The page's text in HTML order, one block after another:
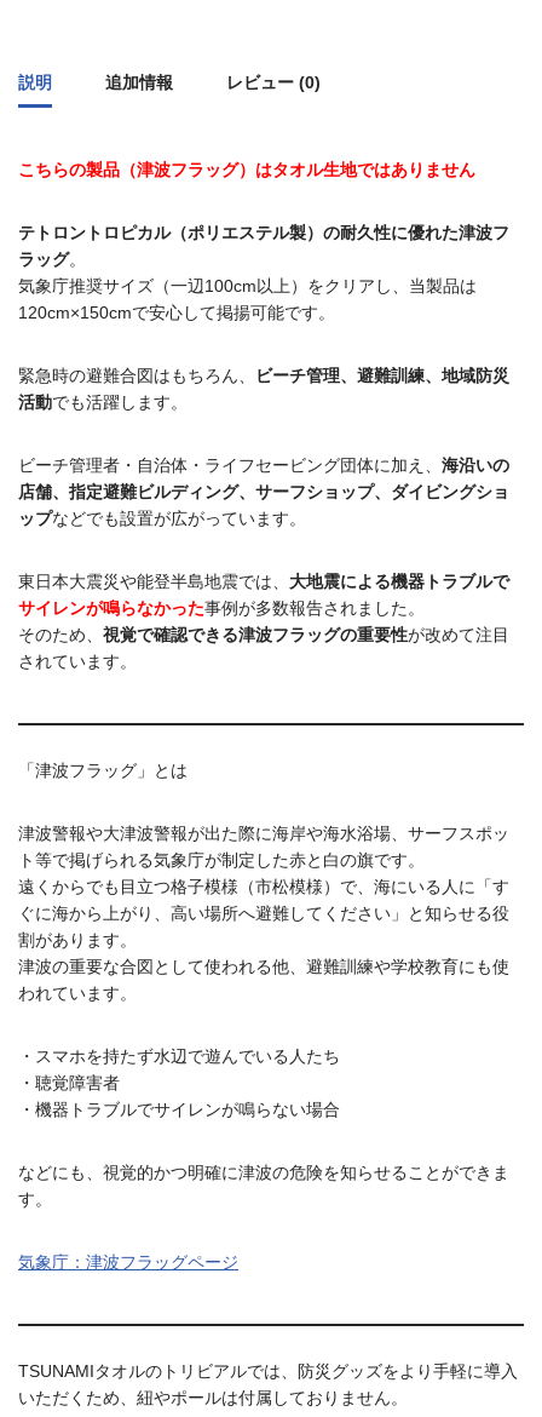
説明 追加情報 レビュー (0)
こちらの製品（津波フラッグ）はタオル生地ではありません
テトロントロピカル（ポリエステル製）の耐久性に優れた津波フ
ラッグ。
気象庁推奨サイズ（一辺100cm以上）をクリアし、当製品は
120cm×150cmで安心して掲揚可能です。
緊急時の避難合図はもちろん、
ビーチ管理、避難訓練、地域防災
活動でも活躍します。
ビーチ管理者・自治体・ライフセービング団体に加え、 海沿いの
店舗、指定避難ビルディング、サーフショップ、ダイビングショ
ップなどでも設置が広がっています。
東日本大震災や能登半島地震では、 大地震による機器トラブルで
サイレンが鳴らなかった事例が多数報告されました。
そのため、 視覚で確認できる津波フラッグの重要性が改めて注目
されています。
「津波フラッグ」とは
津波警報や大津波警報が出た際に海岸や海水浴場、サーフスポッ
ト等で掲げられる気象庁が制定した赤と白の旗です。
遠くからでも目立つ格子模様（市松模様）で、海にいる人に「す
ぐに海から上がり、高い場所へ避難してください」と知らせる役
割があります。
津波の重要な合図として使われる他、避難訓練や学校教育にも使
われています。
・スマホを持たず水辺で遊んでいる人たち
・聴覚障害者
・機器トラブルでサイレンが鳴らない場合
などにも、視覚的かつ明確に津波の危険を知らせることができま
す。
気象庁：津波フラッグページ
TSUNAMIタオルのトリビアルでは、防災グッズをより手軽に導入
いただくため、紐やポールは付属しておりません。